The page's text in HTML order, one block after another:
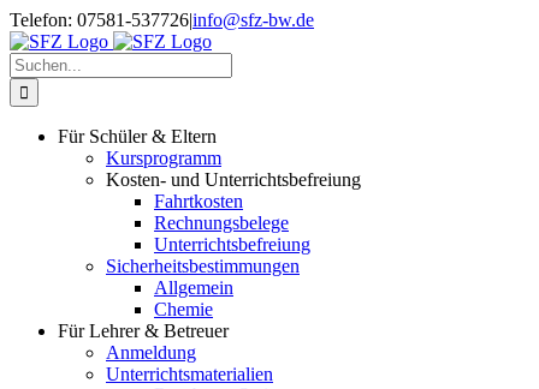
Zum
Inhalt
springen
Telefon: 07581-537726|info@sfz-bw.de
Suche
nach:
Für Schüler & Eltern
Kursprogramm
Kosten- und Unterrichtsbefreiung
Fahrtkosten
Rechnungsbelege
Unterrichtsbefreiung
Sicherheitsbestimmungen
Allgemein
Chemie
Für Lehrer & Betreuer
Anmeldung
Unterrichtsmaterialien